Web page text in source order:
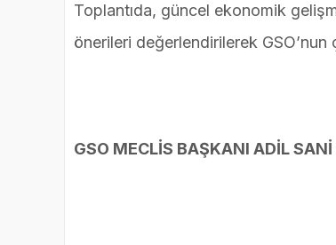
Toplantıda, güncel ekonomik
önerileri değerlendirilerek
GSO MECLİS BAŞKANI ADİL